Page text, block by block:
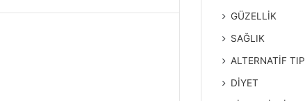
GÜZELLİK
SAĞLIK
ALTERNATİF TIP
DİYET